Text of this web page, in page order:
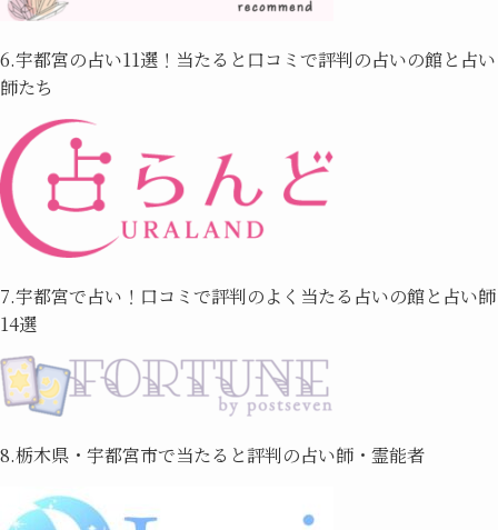
6.宇都宮の占い11選！当たると口コミで評判の占いの館と占い
師たち
7.宇都宮で占い！口コミで評判のよく当たる占いの館と占い師
14選
8.栃木県・宇都宮市で当たると評判の占い師・霊能者